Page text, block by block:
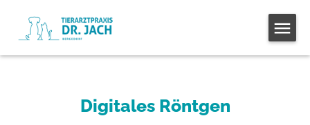
Digitales Röntgen